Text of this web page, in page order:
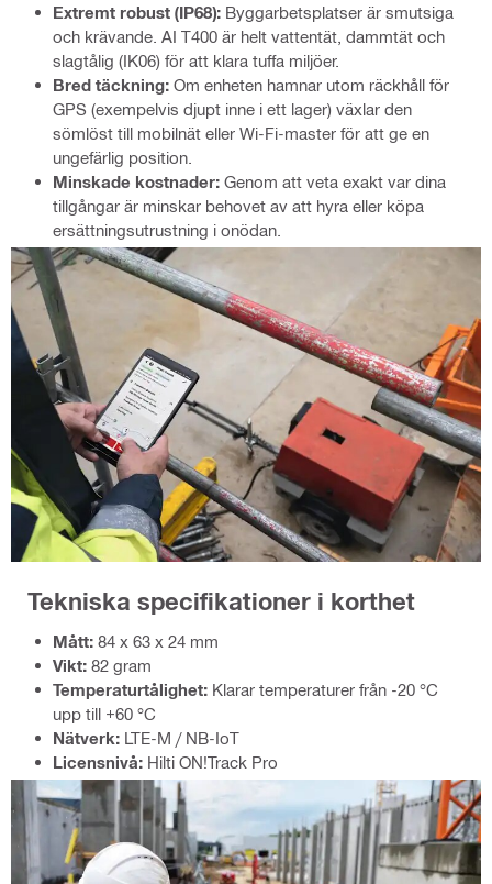
Extremt robust (IP68): Byggarbetsplatser är smutsiga
och krävande. AI T400 är helt vattentät, dammtät och
slagtålig (IK06) för att klara tuffa miljöer.
Bred täckning: Om enheten hamnar utom räckhåll för
GPS (exempelvis djupt inne i ett lager) växlar den
sömlöst till mobilnät eller Wi-Fi-master för att ge en
ungefärlig position.
Minskade kostnader: Genom att veta exakt var dina
tillgångar är minskar behovet av att hyra eller köpa
ersättningsutrustning i onödan.
Tekniska specifikationer i korthet
Mått: 84 x 63 x 24 mm
Vikt: 82 gram
Temperaturtålighet: Klarar temperaturer från -20 °C
upp till +60 °C
Nätverk: LTE-M / NB-IoT
Licensnivå: Hilti ON!Track Pro